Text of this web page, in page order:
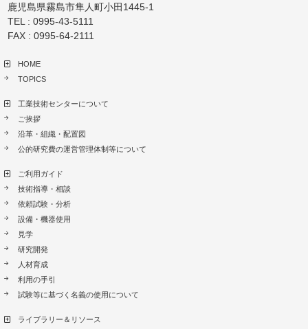
鹿児島県霧島市隼人町小田1445-1
TEL : 0995-43-5111
FAX : 0995-64-2111
HOME
TOPICS
工業技術センターについて
ご挨拶
沿革・組織・配置図
公的研究費の運営管理体制等について
ご利用ガイド
技術指導・相談
依頼試験・分析
設備・機器使用
見学
研究開発
人材育成
利用の手引
試験等に基づく名義の使用について
ライブラリー＆リソース